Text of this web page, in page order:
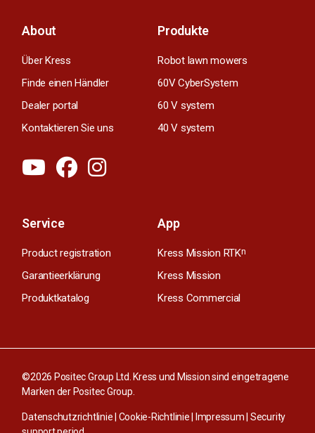
About
Über Kress
Finde einen Händler
Dealer portal
Kontaktieren Sie uns
Produkte
Robot lawn mowers
60V CyberSystem
60 V system
40 V system
Service
Product registration
Garantieerklärung
Produktkatalog
App
Kress Mission RTKn
Kress Mission
Kress Commercial
©2026 Positec Group Ltd. Kress und Mission sind eingetragene
Marken der Positec Group.
Datenschutzrichtlinie Cookie-Richtlinie Impressum Security